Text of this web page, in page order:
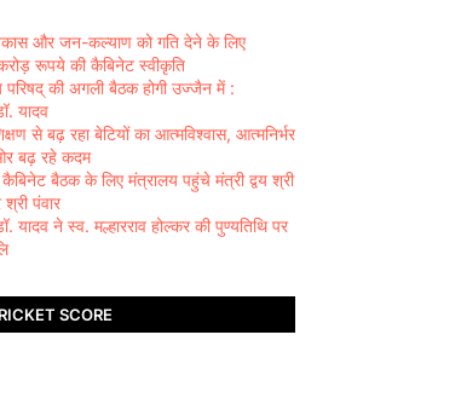
और जन-कल्याण को गति देने के लिए
रूपये की कैबिनेट स्वीकृति
परिषद् की अगली बैठक होगी उज्जैन में :
यादव
से बढ़ रहा बेटियों का आत्मविश्वास, आत्मनिर्भर
बढ़ रहे कदम
बैठक के लिए मंत्रालय पहुंचे मंत्री द्वय श्री
पंवार
यादव ने स्व. मल्हारराव होल्कर की पुण्यतिथि पर
SCORE